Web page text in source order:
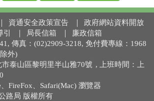
｜ 資通安全政策宣告 ｜
政府網站資料開放
引 ｜ 局長信箱 ｜
廉政信箱
傳真：(02)2909-3218, 免付費專線：1968
外)
市泰山區黎明里半山雅70號 , 上班時間：上
FireFox、Safari(Mac) 瀏覽器
路局 版權所有